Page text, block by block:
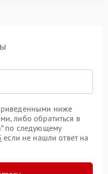
ниже
либо обратиться в
по следующему
если не нашли ответ на